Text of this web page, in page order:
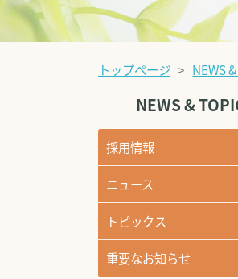
トップページ NEWS
NEWS &
採用情報
ニュース
トピックス
重要なお知らせ